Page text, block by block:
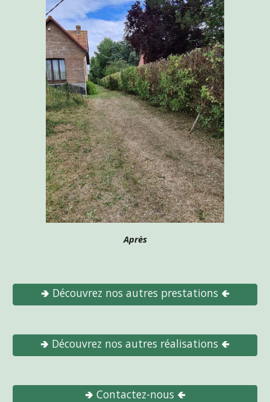
Après
🢂 Découvrez nos autres prestations 🢀
🢂 Découvrez nos autres réalisations 🢀
🢂 Contactez-nous 🢀